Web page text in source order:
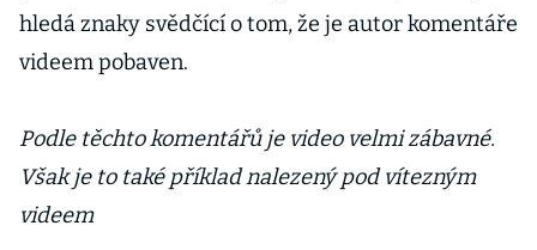
hledá znaky svědčící o tom, že je autor komentáře
videem pobaven.
Podle těchto komentářů je video velmi zábavné.
Však je to také příklad nalezený pod vítezným
videem